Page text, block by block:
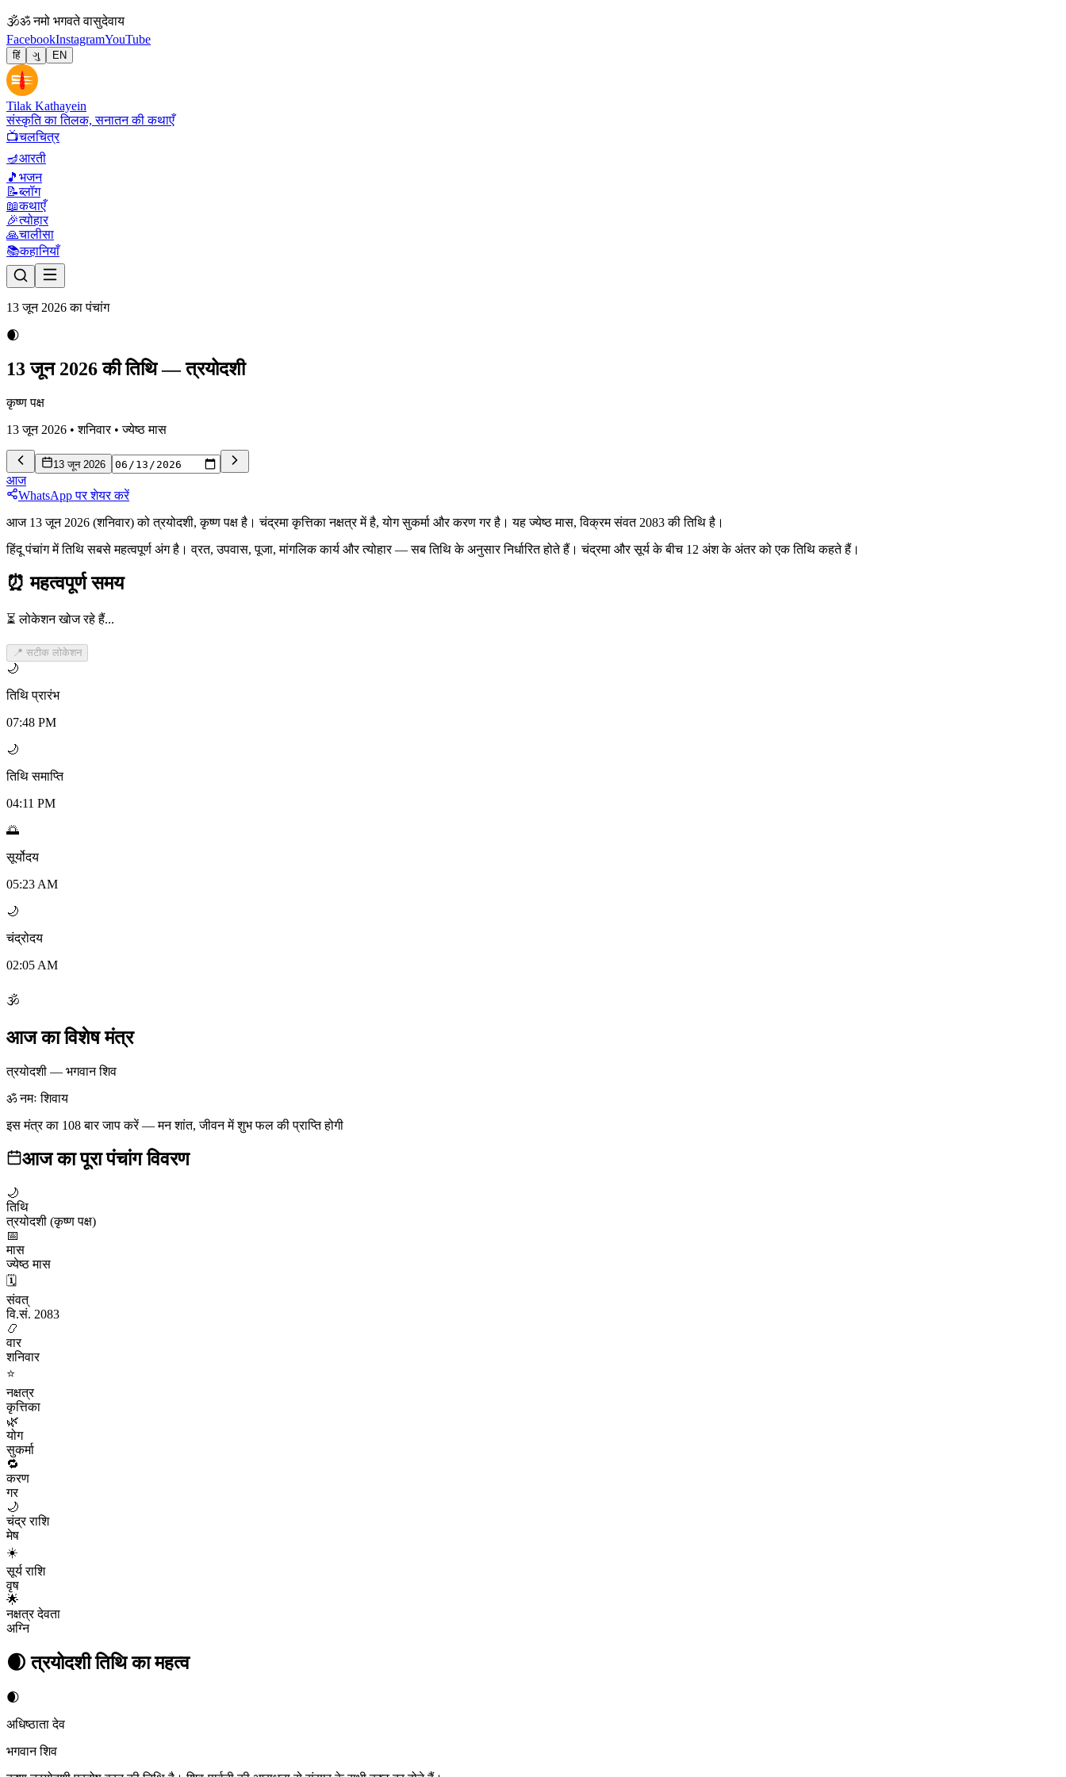
🕉ॐ नमो भगवते वासुदेवाय
FacebookInstagramYouTube
हिं ગુ EN
Tilak Kathayein
संस्कृति का तिलक, सनातन की कथाएँ
📺चलचित्र
🪔आरती
🎵 भजन
📝ब्लॉग
📖कथाएँ
🎉त्योहार
🙏चालीसा
📚कहानियाँ
13 जून 2026 का पंचांग
🌒
13 जून 2026 की तिथि—त्रयोदशी
कृष्ण पक्ष
13 जून 2026 •शनिवार•ज्येष्ठ मास
13 जून 2026
आज
WhatsApp पर शेयर करें
आज 13 जून 2026 (शनिवार) को त्रयोदशी, कृष्ण पक्ष है। चंद्रमा कृत्तिका नक्षत्र में है, योग सुकर्मा और करण गर है। यह ज्येष्ठ मास, विक्रम संवत 2083 की तिथि है।
हिंदू पंचांग में तिथि सबसे महत्वपूर्ण अंग है। व्रत, उपवास, पूजा, मांगलिक कार्य और त्योहार — सब तिथि के अनुसार निर्धारित होते हैं। चंद्रमा और सूर्य के बीच 12 अंश के अंतर को एक तिथि कहते हैं।
⏰महत्वपूर्ण समय
⏳ लोकेशन खोज रहे हैं...
📍 सटीक लोकेशन
🌙
तिथि प्रारंभ
07:48 PM
🌙
तिथि समाप्ति
04:11 PM
🌅
सूर्योदय
05:23 AM
🌙
चंद्रोदय
02:05 AM
🕉
आज का विशेष मंत्र
त्रयोदशी — भगवान शिव
ॐ नमः शिवाय
इस मंत्र का 108 बार जाप करें — मन शांत, जीवन में शुभ फल की प्राप्ति होगी
आज का पूरा पंचांग विवरण
🌙
तिथि
त्रयोदशी (कृष्ण पक्ष)
📅
मास
ज्येष्ठ मास
🗓️
संवत्
वि.सं. 2083
📿
वार
शनिवार
⭐
नक्षत्र
कृत्तिका
🌿
योग
सुकर्मा
🔁
करण
गर
🌙
चंद्र राशि
मेष
☀️
सूर्य राशि
वृष
🌟
नक्षत्र देवता
अग्नि
🌒 त्रयोदशी तिथि का महत्व
🌒
अधिष्ठाता देव
भगवान शिव